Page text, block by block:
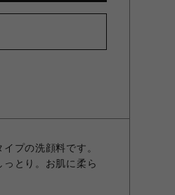
プの洗顔料です。
とり。お肌に柔ら